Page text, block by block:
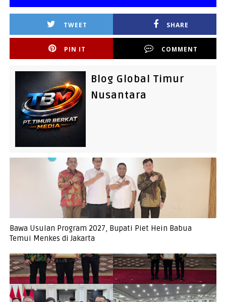
TWEET SHARE
PIN IT COMMENT
Blog Global Timur
Nusantara
Bawa Usulan Program 2027, Bupati Piet Hein Babua
Temui Menkes di Jakarta